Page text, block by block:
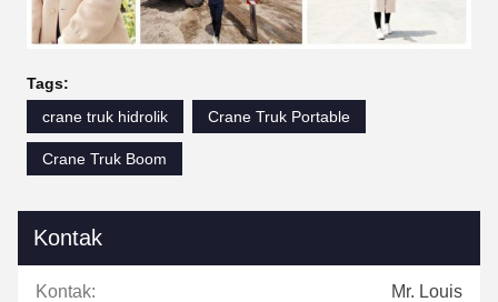
Tags:
crane truk hidrolik
Crane Truk Portable
Crane Truk Boom
Kontak
Kontak: Mr. Louis